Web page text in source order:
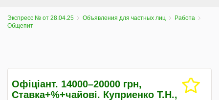
Экспресс № от 28.04.25 Объявления для частных лиц
Работа
Общепит
Офіціант. 14000–20000 грн,
Ставка+%+чайові. Куприенко Т.Н.,